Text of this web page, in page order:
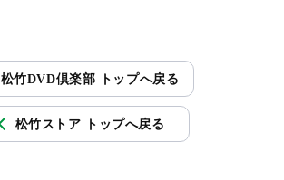
松竹DVD倶楽部 トップへ戻る
松竹ストア トップへ戻る